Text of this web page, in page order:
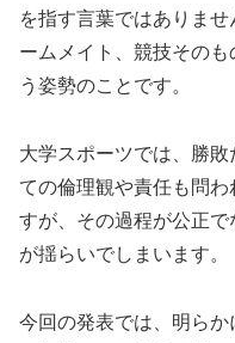
を指す言葉ではありま
ームメイト、競技その
う姿勢のことです。
大学スポーツでは、勝
ての倫理観や責任も問
すが、その過程が公正
が揺らいでしまいます。
今回の発表では、明ら